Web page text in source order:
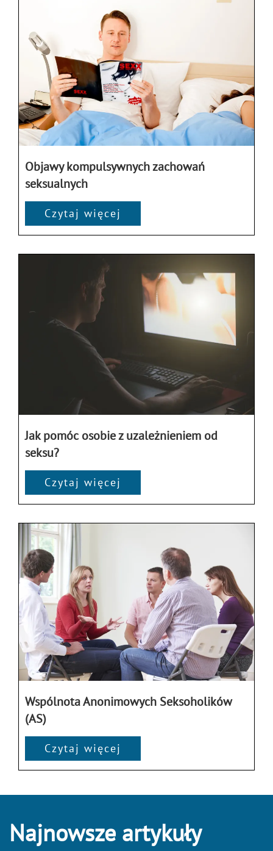
Objawy kompulsywnych zachowań
seksualnych
Czytaj więcej
Jak pomóc osobie z uzależnieniem od
seksu?
Czytaj więcej
Wspólnota Anonimowych Seksoholików
(AS)
Czytaj więcej
Najnowsze artykuły